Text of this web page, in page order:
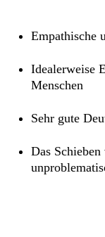
Empathische
Idealerweise
Menschen
Sehr gute
Das